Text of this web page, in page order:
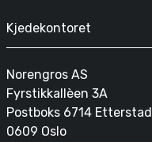
Kjedekontoret
Norengros AS
Fyrstikkallèen 3A
Postboks 6714 Etterstad
0609 Oslo